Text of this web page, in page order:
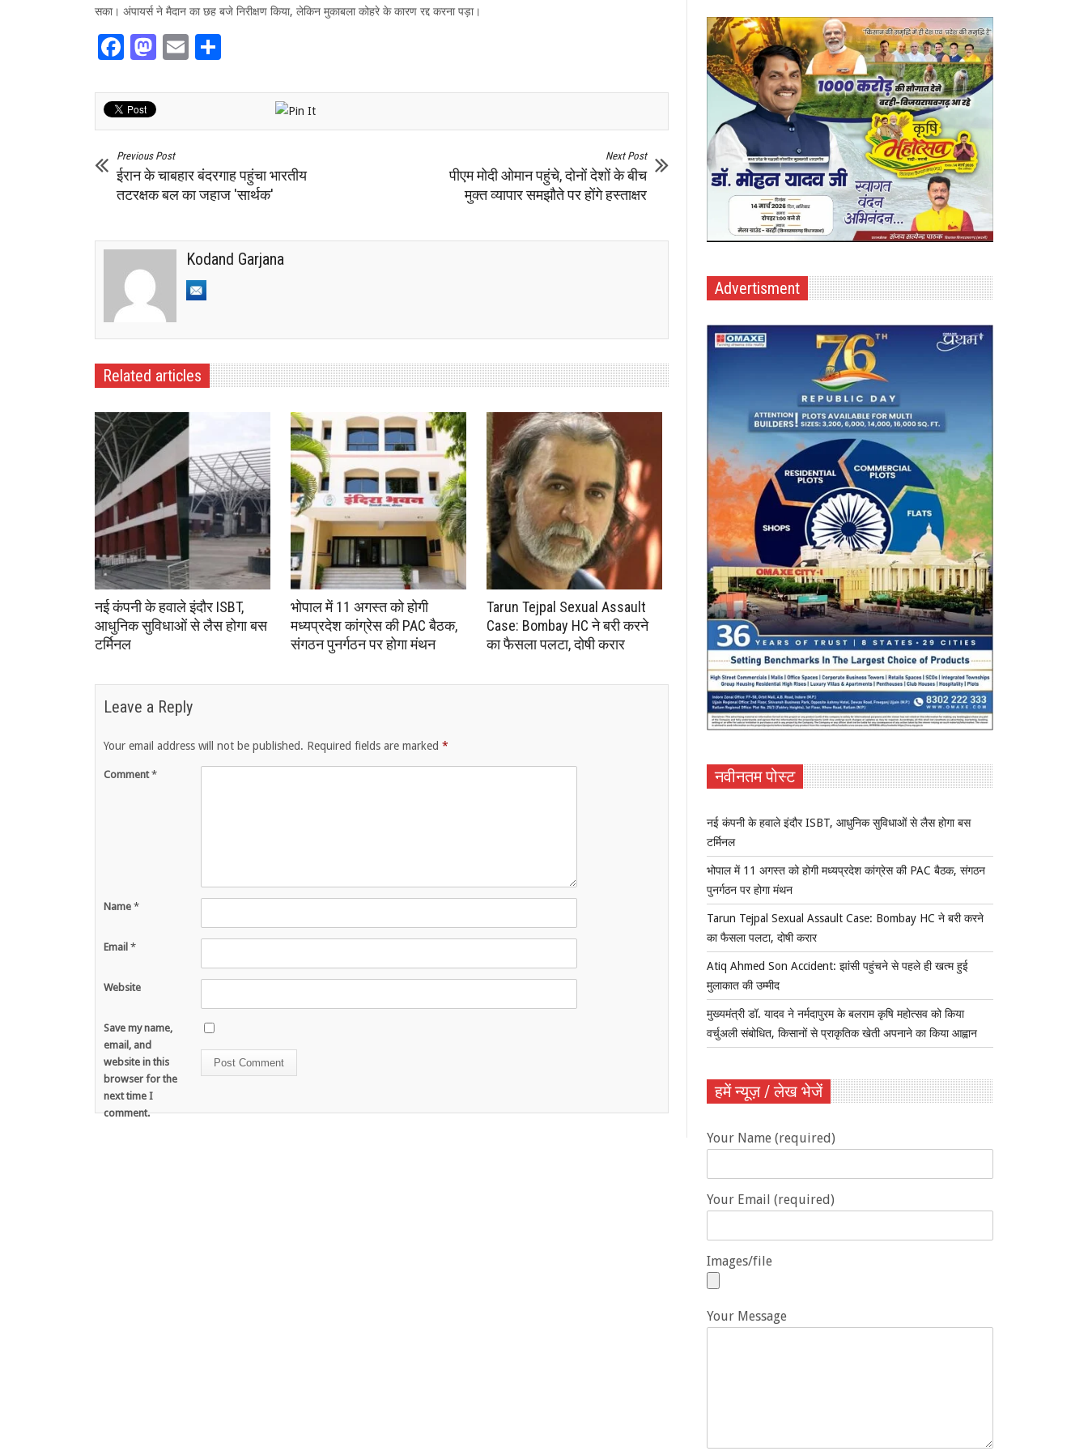
सका। अंपायर्स ने मैदान का छह बजे निरीक्षण किया, लेकिन मुकाबला कोहरे के कारण रद्द करना पड़ा।
Facebook
Mastodon
Email
Previous Post
ईरान के चाबहार बंदरगाह पहुंचा भारतीय
तटरक्षक बल का जहाज 'सार्थक'
Next Post
पीएम मोदी ओमान पहुंचे, दोनों देशों के बीच
मुक्त व्यापार समझौते पर होंगे हस्ताक्षर
Kodand Garjana
Related articles
नई कंपनी के हवाले इंदौर ISBT,
आधुनिक सुविधाओं से लैस होगा बस
टर्मिनल
भोपाल में 11 अगस्त को होगी
मध्यप्रदेश कांग्रेस की PAC बैठक,
संगठन पुनर्गठन पर होगा मंथन
Tarun Tejpal Sexual Assault
Case: Bombay HC ने बरी करने
का फैसला पलटा, दोषी करार
Leave a Reply
Your email address will not be published. Required fields are marked *
Comment*
Name *
Email *
Website
Save my name,
email, and
website in this
browser for the
next time I
comment.
Advertisment
नवीनतम पोस्ट
नई कंपनी के हवाले इंदौर ISBT, आधुनिक सुविधाओं से लैस होगा बस
टर्मिनल
भोपाल में 11 अगस्त को होगी मध्यप्रदेश कांग्रेस की PAC बैठक, संगठन
पुनर्गठन पर होगा मंथन
Tarun Tejpal Sexual Assault Case: Bombay HC ने बरी करने
का फैसला पलटा, दोषी करार
Atiq Ahmed Son Accident: झांसी पहुंचने से पहले ही खत्म हुई
मुलाकात की उम्मीद
मुख्यमंत्री डॉ. यादव ने नर्मदापुरम के बलराम कृषि महोत्सव को किया
वर्चुअली संबोधित, किसानों से प्राकृतिक खेती अपनाने का किया आह्वान
हमें न्यूज़ / लेख भेजें
Your Name (required)
Your Email (required)
Images/file
Your Message